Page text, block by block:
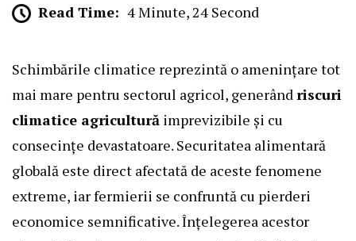
Read Time: 4 Minute, 24 Second
Schimbările climatice reprezintă o amenințare tot
mai mare pentru sectorul agricol, generândriscuri
climatice agricultură imprevizibile și cu
consecințe devastatoare. Securitatea alimentară
globală este direct afectată de aceste fenomene
extreme, iar fermierii se confruntă cu pierderi
economice semnificative. Înțelegerea acestor